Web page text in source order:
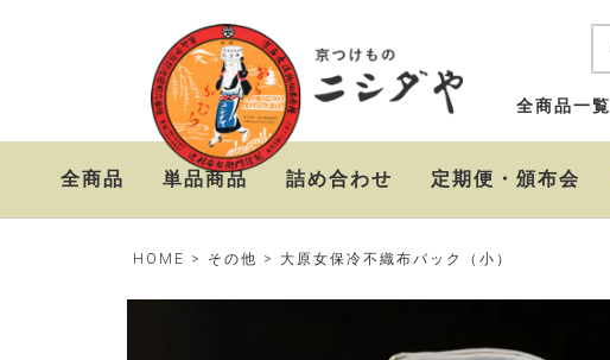
全商品一覧
全商品 単品商品 詰め合わせ
ニシダやの定番お漬物
セット
おらがむら漬セット
お漬物＆高級茶漬けセ
ット
定期便・頒布会
HOME その他 大原女保冷不織布バック（小）